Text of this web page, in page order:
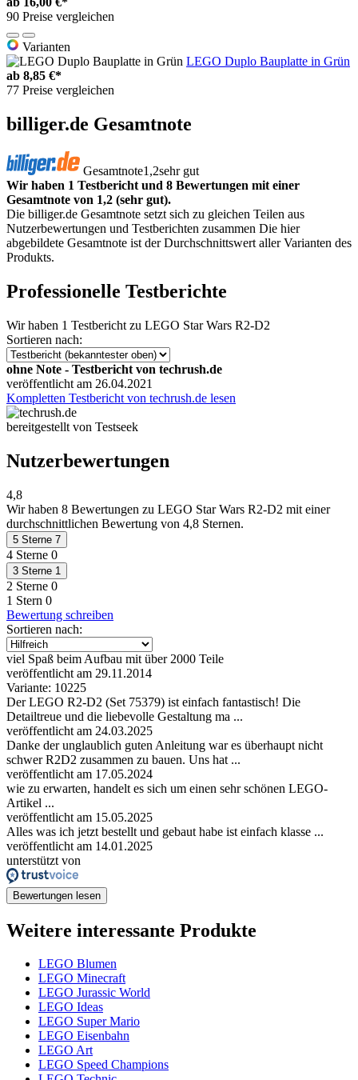
90 Preise vergleichen
Varianten
LEGO Duplo Bauplatte in Grün
ab 8,85 €*
77 Preise vergleichen
billiger.de Gesamtnote
Gesamtnote1,2sehr gut
Wir haben 1 Testbericht und 8 Bewertungen mit einer
Gesamtnote von 1,2 (sehr gut).
Die billiger.de Gesamtnote setzt sich zu gleichen Teilen aus
Nutzerbewertungen und Testberichten zusammen Die hier
abgebildete Gesamtnote ist der Durchschnittswert aller Varianten des
Produkts.
Professionelle Testberichte
Wir haben 1 Testbericht zu LEGO Star Wars R2-D2
Sortieren nach:
ohne Note - Testbericht von techrush.de
veröffentlicht am 26.04.2021
Kompletten Testbericht von techrush.de lesen
bereitgestellt von Testseek
Nutzerbewertungen
4,8
Wir haben 8 Bewertungen zu LEGO Star Wars R2-D2 mit einer
durchschnittlichen Bewertung von 4,8 Sternen.
5 Sterne 7
4 Sterne 0
3 Sterne 1
2 Sterne 0
1 Stern 0
Bewertung schreiben
Sortieren nach:
viel Spaß beim Aufbau mit über 2000 Teile
veröffentlicht am 29.11.2014
Variante: 10225
Der LEGO R2-D2 (Set 75379) ist einfach fantastisch! Die
Detailtreue und die liebevolle Gestaltung ma ...
veröffentlicht am 24.03.2025
Danke der unglaublich guten Anleitung war es überhaupt nicht
schwer R2D2 zusammen zu bauen. Uns hat ...
veröffentlicht am 17.05.2024
wie zu erwarten, handelt es sich um einen sehr schönen LEGO-
Artikel ...
veröffentlicht am 15.05.2025
Alles was ich jetzt bestellt und gebaut habe ist einfach klasse ...
veröffentlicht am 14.01.2025
unterstützt von
Bewertungen lesen
Weitere interessante Produkte
LEGO Blumen
LEGO Minecraft
LEGO Jurassic World
LEGO Ideas
LEGO Super Mario
LEGO Eisenbahn
LEGO Art
LEGO Speed Champions